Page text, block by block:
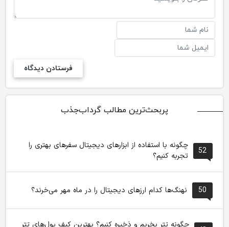
پربحث‌ترین مطالب گرداب‌جذب
52
چگونه با استفاده از ابزارهای دیجیتال سفرهای بهتری را
تجربه کنیم؟
50 نهنگ‌ها کدام ارزهای دیجیتال را در ماه مهر می‌خرند؟